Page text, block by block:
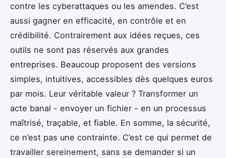
contre les cyberattaques ou les amendes. C’est
aussi gagner en efficacité, en contrôle et en
crédibilité. Contrairement aux idées reçues, ces
outils ne sont pas réservés aux grandes
entreprises. Beaucoup proposent des versions
simples, intuitives, accessibles dès quelques euros
par mois. Leur véritable valeur ? Transformer un
acte banal - envoyer un fichier - en un processus
maîtrisé, traçable, et fiable. En somme, la sécurité,
ce n’est pas une contrainte. C’est ce qui permet de
travailler sereinement, sans se demander si un